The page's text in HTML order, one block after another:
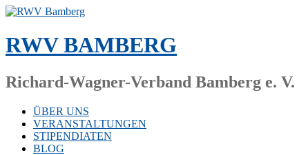
Zum
springen
RWV BAMBERG
Richard-Wagner-Verband Bamberg e. V.
ÜBER UNS
VERANSTALTUNGEN
STIPENDIATEN
BLOG